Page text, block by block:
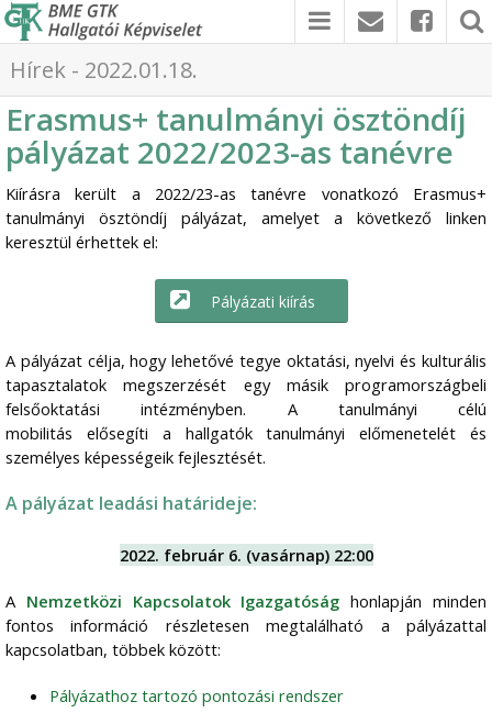
Hírek - 2022.01.18.
Erasmus+ tanulmányi ösztöndíj
pályázat 2022/2023-as tanévre
Kiírásra került a 2022/23-as tanévre vonatkozó Erasmus+
tanulmányi ösztöndíj pályázat, amelyet a következő linken
keresztül érhettek el:
Pályázati kiírás
A pályázat célja, hogy lehetővé tegye oktatási, nyelvi és kulturális
tapasztalatok megszerzését egy másik programországbeli
felsőoktatási intézményben. A tanulmányi célú
mobilitás elősegíti a hallgatók tanulmányi előmenetelét és
személyes képességeik fejlesztését.
A pályázat leadási határideje:
2022. február 6. (vasárnap) 22:00
A Nemzetközi Kapcsolatok Igazgatóság honlapján minden
fontos információ részletesen megtalálható a pályázattal
kapcsolatban, többek között:
Pályázathoz tartozó pontozási rendszer